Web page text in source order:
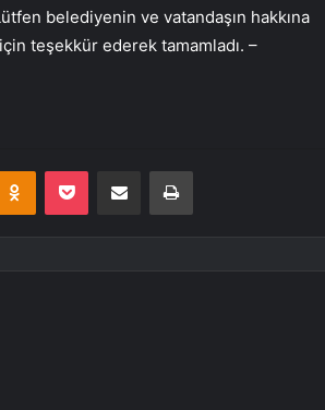
belediyenin ve vatandaşın hakkına
için teşekkür ederek tamamladı. –
Odnoklassniki
Pocket E-Posta ile paylaş Yazdır